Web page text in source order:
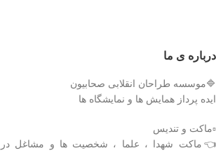
درباره ی ما
🔷موسسه طراحان انقلابی صحابیون
ایده پرداز همایش ها و نمایشگاه ها
▫️ماکت و تندیس
👈ماکت شهدا ، علما ، شخصیت ها و مشاغل